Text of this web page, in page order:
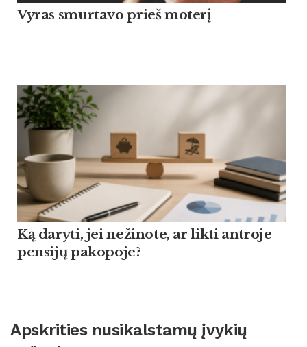
Vyras smurtavo prieš moterį
Ką daryti, jei nežinote, ar likti antroje
pensijų pakopoje?
Apskrities nusikalstamų įvykių